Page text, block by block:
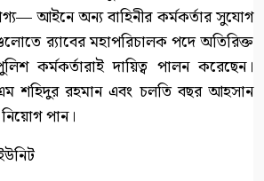
আইনে অন্য বাহিনীর কর্মকর্তার সুযোগ
র‍্যাবের মহাপরিচালক পদে অতিরিক্ত
কর্মকর্তারাই দায়িত্ব পালন করেছেন।
শহিদুর রহমান এবং চলতি বছর আহসান
পান।